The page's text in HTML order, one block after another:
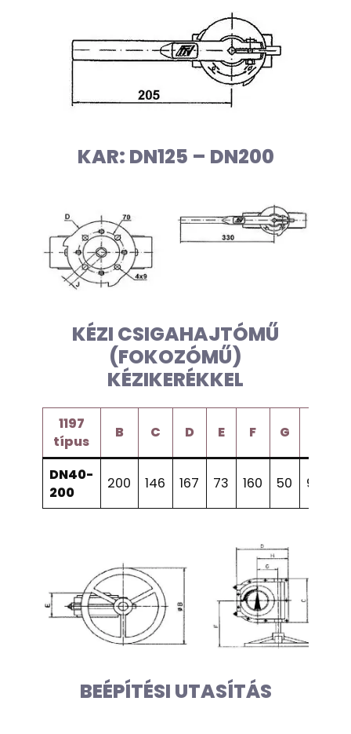
KAR: DN125 – DN200
KÉZI CSIGAHAJTÓMŰ
(FOKOZÓMŰ)
KÉZIKERÉKKEL
1197
típus
B C D E F G
DN40-
200
200 146 167 73 160 50 93
BEÉPÍTÉSI UTASÍTÁS